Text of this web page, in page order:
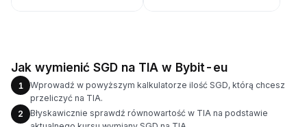
Jak wymienić SGD na TIA w Bybit-eu
1
Wprowadź w powyższym kalkulatorze ilość SGD, którą chcesz
przeliczyć na TIA.
2
Błyskawicznie sprawdź równowartość w TIA na podstawie